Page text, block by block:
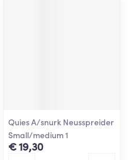
Quies A/snurk Neusspreider
Small/medium 1
€ 19,30